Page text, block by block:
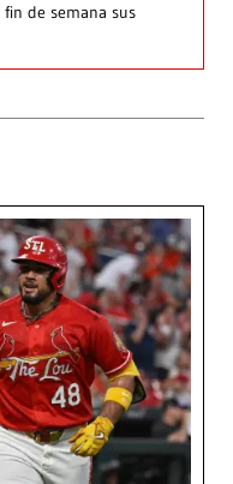
de semana sus